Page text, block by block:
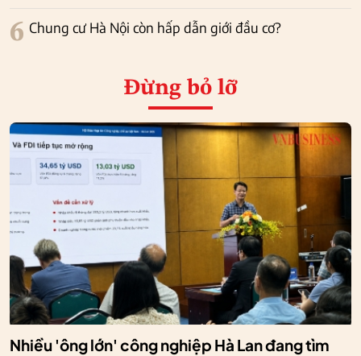
6 Chung cư Hà Nội còn hấp dẫn giới đầu cơ?
Đừng bỏ lỡ
Nhiều 'ông lớn' công nghiệp Hà Lan đang tìm